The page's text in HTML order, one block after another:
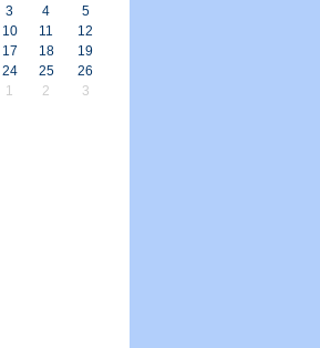
3 4
5
10 11
12
17 18
19
24 25
26
1 2 3